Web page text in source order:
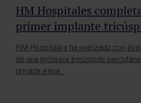
HM Hospitales
primer implante
percutáneo de la
española
HM Hospitales ha realizado con
de una prótesis tricúspide
privada espa…